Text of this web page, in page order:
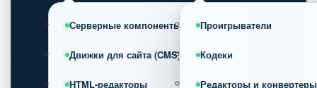
Серверные компоненты
Движки для сайта (CMS)
HTML-редакторы
Проигрыватели
Кодеки
Редакторы и конвертеры